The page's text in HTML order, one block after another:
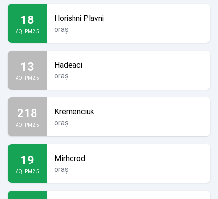
18
AQI PM2.5
Horishni Plavni
oraș
13
AQI PM2.5
Hadeaci
oraș
218
AQI PM2.5
Kremenciuk
oraș
19
AQI PM2.5
Mîrhorod
oraș